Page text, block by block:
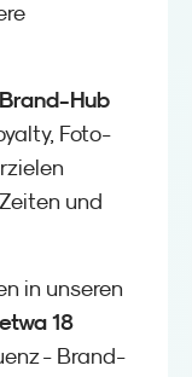
Brand-Hub
Foto-
und
in unseren
etwa 18
- Brand-